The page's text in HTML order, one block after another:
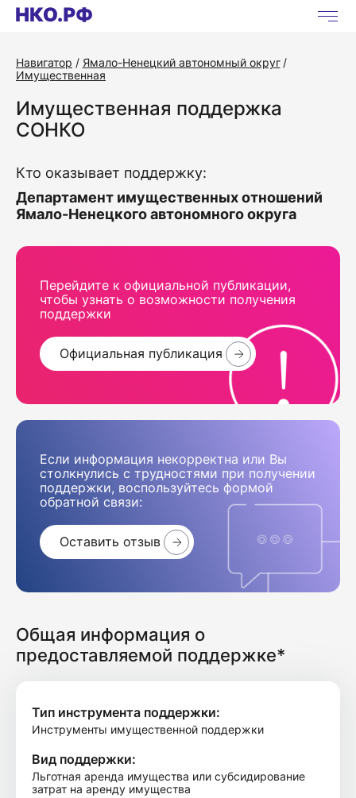
Навигатор
Ямало-Ненецкий автономный округ
Имущественная
Имущественная поддержка
СОНКО
Кто оказывает поддержку:
Департамент имущественных отношений
Ямало-Ненецкого автономного округа
Перейдите к официальной публикации,
чтобы узнать о возможности получения
поддержки
Официальная публикация
Если информация некорректна или Вы
столкнулись с трудностями при получении
поддержки, воспользуйтесь формой
обратной связи:
Оставить отзыв
Общая информация о
предоставляемой поддержке*
Тип инструмента поддержки:
Инструменты имущественной поддержки
Вид поддержки:
Льготная аренда имущества или субсидирование
затрат на аренду имущества